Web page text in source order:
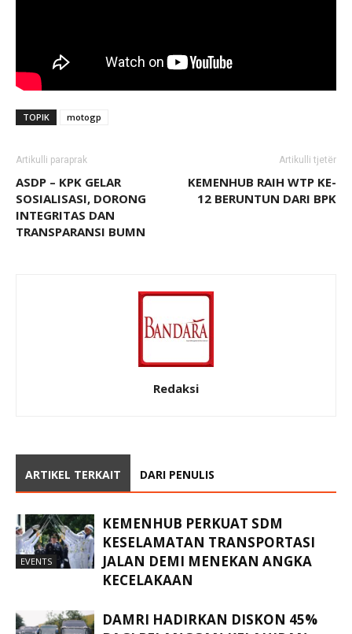
TOPIK motogp
Artikulli paraprak
ASDP – KPK GELAR
SOSIALISASI, DORONG
INTEGRITAS DAN
TRANSPARANSI BUMN
Artikulli tjetër
KEMENHUB RAIH WTP KE-
12 BERUNTUN DARI BPK
Redaksi
ARTIKEL TERKAIT DARI PENULIS
EVENTS
KEMENHUB PERKUAT SDM
KESELAMATAN TRANSPORTASI
JALAN DEMI MENEKAN ANGKA
KECELAKAAN
DAMRI HADIRKAN DISKON 45%